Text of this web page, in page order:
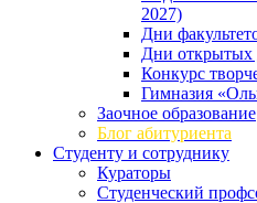
2027)
Дни
Дни открытых
Конкурс
Гимназия
Заочное образование
Блог абитуриента
Студенту и сотруднику
Кураторы
Студенческий